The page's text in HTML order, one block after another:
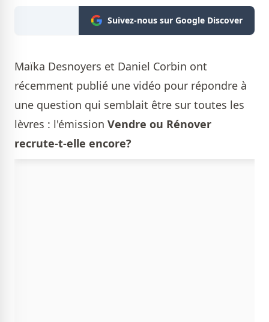
Suivez-nous sur Google Discover
Maïka Desnoyers et Daniel Corbin ont
récemment publié une vidéo pour répondre à
une question qui semblait être sur toutes les
lèvres : l'émission Vendre ou Rénover
recrute-t-elle encore?